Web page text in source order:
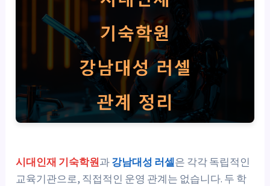
시대인재 기숙학원과강남대성 러셀은 각각 독립적인
교육기관으로, 직접적인 운영 관계는 없습니다. 두 학